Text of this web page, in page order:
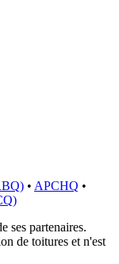
• APCHQ •
ses partenaires.
de toitures et n'est